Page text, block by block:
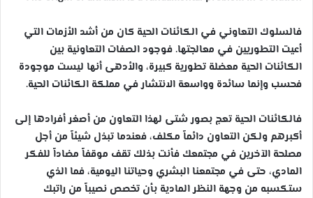
فالسلوك التعاوني في الكائنات الحية كان من أشد الأزمات التي
أعيت التطوريين في معالجتها. فوجود الصفات التعاونية بين
الكائنات الحية معضلة تطورية كبيرة، والأدهى أنها ليست موجودة
فحسب وإنما سائدة وواسعة الانتشار في مملكة الكائنات الحية.
فالكائنات الحية تعج بصور شتى لهذا التعاون من أصغر أفرادها إلى
أكبرهم ولكن التعاون دائماً مكلف، فعندما تبذل شيئاً من أجل
مصلحة الآخرين في مجتمعك فأنت بذلك تقف موقفاً مضاداً للفكر
المادي، حتى في مجتمعنا البشري وحياتنا اليومية، فما الذي
ستكسبه من وجهة النظر المادية بأن تخصص نصيباً من راتبك